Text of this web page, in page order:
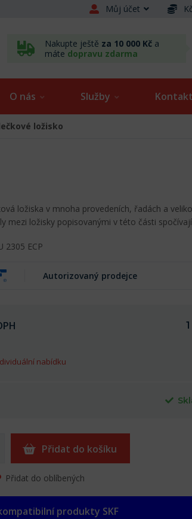
Můj účet Kč
Nakupte ještě za 10 000 Kč a
máte dopravu zdarma
O nás Služby Kontakt
ložisko
ložiska v mnoha provedeních, řadách a
mezi ložisky popisovanými v této části
2305 ECP
Autorizovaný prodejce
nabídku
Přidat do košíku
Přidat do oblíbených
produkty SKF